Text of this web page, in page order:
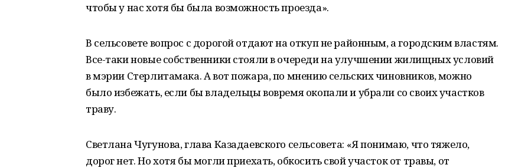
чтобы у нас хотя бы была возможность проезда».
В сельсовете вопрос с дорогой отдают на откуп не районным, а городским властям.
Все-таки новые собственники стояли в очереди на улучшении жилищных условий
в мэрии Стерлитамака. А вот пожара, по мнению сельских чиновников, можно
было избежать, если бы владельцы вовремя окопали и убрали со своих участков
траву.
Светлана Чугунова, глава Казадаевского сельсовета: «Я понимаю, что тяжело,
дорог нет. Но хотя бы могли приехать, обкосить свой участок от травы, от